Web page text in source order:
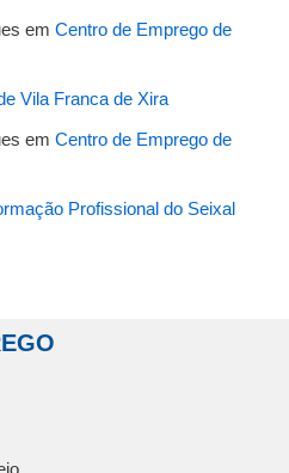
em Centro de Emprego de
Vila Franca de Xira
em Centro de Emprego de
Profissional do Seixal